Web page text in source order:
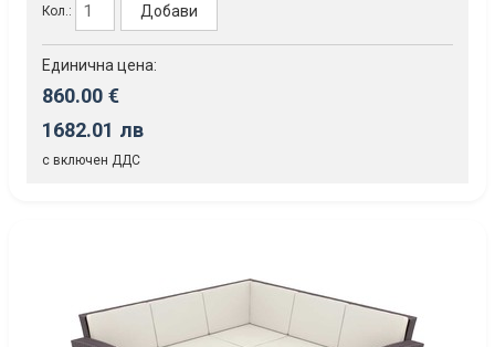
Кол.: Добави
Единична цена:
860.00 €
1682.01 лв
с включен ДДС